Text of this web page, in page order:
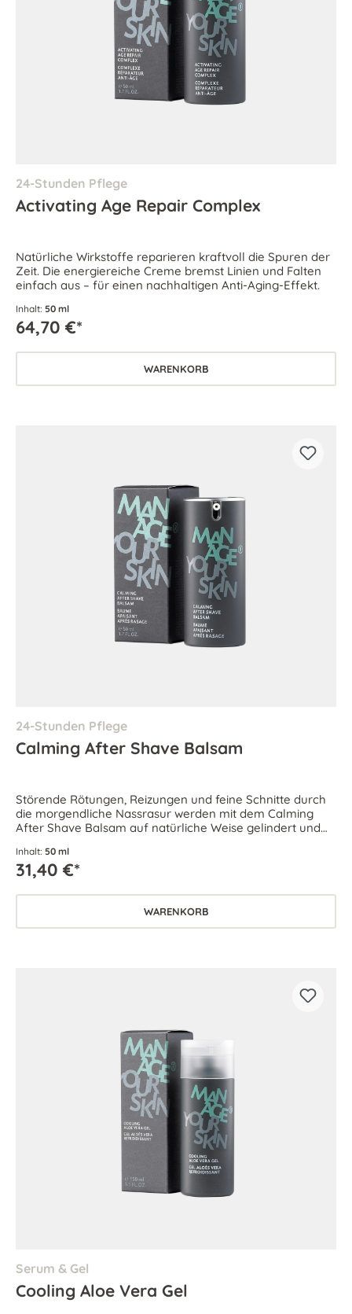
24-Stunden Pflege
Activating Age Repair Complex
Natürliche Wirkstoffe reparieren kraftvoll die Spuren der
Zeit. Die energiereiche Creme bremst Linien und Falten
einfach aus – für einen nachhaltigen Anti-Aging-Effekt.
Inhalt: 50 ml
64,70 €*
WARENKORB
24-Stunden Pflege
Calming After Shave Balsam
Störende Rötungen, Reizungen und feine Schnitte durch
die morgendliche Nassrasur werden mit dem Calming
After Shave Balsam auf natürliche Weise gelindert und
Inhalt: 50 ml
31,40 €*
WARENKORB
Serum & Gel
Cooling Aloe Vera Gel